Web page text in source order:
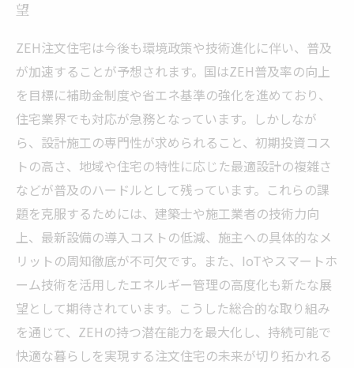
望
ZEH注文住宅は今後も環境政策や技術進化に伴い、普及
が加速することが予想されます。国はZEH普及率の向上
を目標に補助金制度や省エネ基準の強化を進めており、
住宅業界でも対応が急務となっています。しかしなが
ら、設計施工の専門性が求められること、初期投資コス
トの高さ、地域や住宅の特性に応じた最適設計の複雑さ
などが普及のハードルとして残っています。これらの課
題を克服するためには、建築士や施工業者の技術力向
上、最新設備の導入コストの低減、施主への具体的なメ
リットの周知徹底が不可欠です。また、IoTやスマートホ
ーム技術を活用したエネルギー管理の高度化も新たな展
望として期待されています。こうした総合的な取り組み
を通じて、ZEHの持つ潜在能力を最大化し、持続可能で
快適な暮らしを実現する注文住宅の未来が切り拓かれる